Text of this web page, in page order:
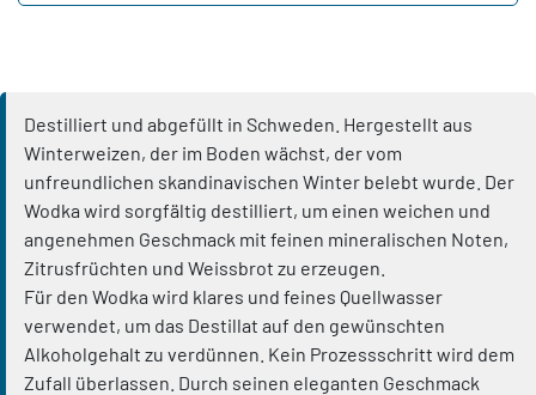
Destilliert und abgefüllt in Schweden. Hergestellt aus
Winterweizen, der im Boden wächst, der vom
unfreundlichen skandinavischen Winter belebt wurde. Der
Wodka wird sorgfältig destilliert, um einen weichen und
angenehmen Geschmack mit feinen mineralischen Noten,
Zitrusfrüchten und Weissbrot zu erzeugen.
Für den Wodka wird klares und feines Quellwasser
verwendet, um das Destillat auf den gewünschten
Alkoholgehalt zu verdünnen. Kein Prozessschritt wird dem
Zufall überlassen. Durch seinen eleganten Geschmack